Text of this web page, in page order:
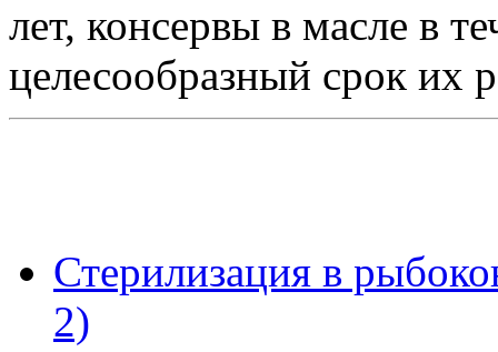
лет, консервы в масле в
целесообразный срок их
Стерилизация в
2)